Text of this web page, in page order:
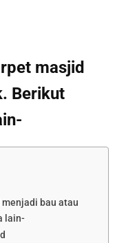
masjid
Berikut
bau atau
lain-